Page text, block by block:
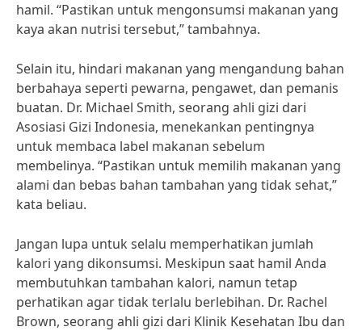
hamil. “Pastikan untuk mengonsumsi makanan yang
kaya akan nutrisi tersebut,” tambahnya.
Selain itu, hindari makanan yang mengandung bahan
berbahaya seperti pewarna, pengawet, dan pemanis
buatan. Dr. Michael Smith, seorang ahli gizi dari
Asosiasi Gizi Indonesia, menekankan pentingnya
untuk membaca label makanan sebelum
membelinya. “Pastikan untuk memilih makanan yang
alami dan bebas bahan tambahan yang tidak sehat,”
kata beliau.
Jangan lupa untuk selalu memperhatikan jumlah
kalori yang dikonsumsi. Meskipun saat hamil Anda
membutuhkan tambahan kalori, namun tetap
perhatikan agar tidak terlalu berlebihan. Dr. Rachel
Brown, seorang ahli gizi dari Klinik Kesehatan Ibu dan